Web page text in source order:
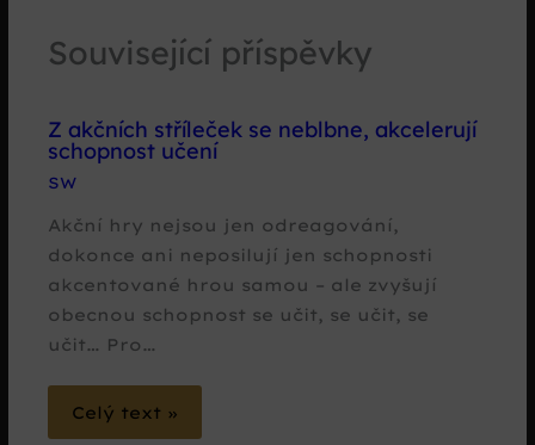
Související příspěvky
Z akčních stříleček se neblbne, akcelerují
schopnost učení
SW
Akční hry nejsou jen odreagování,
dokonce ani neposilují jen schopnosti
akcentované hrou samou – ale zvyšují
obecnou schopnost se učit, se učit, se
učit… Pro…
Celý text »